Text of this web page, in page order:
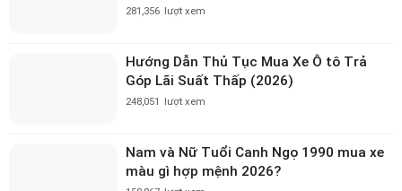
281,356 lượt xem
Hướng Dẫn Thủ Tục Mua Xe Ô tô Trả
Góp Lãi Suất Thấp (2026)
248,051 lượt xem
Nam và Nữ Tuổi Canh Ngọ 1990 mua xe
màu gì hợp mệnh 2026?